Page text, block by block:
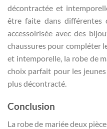
décontractée et
être faite dans
accessoirisée avec des
chaussures pour compléter
et intemporelle, la robe de
choix parfait pour les
plus décontracté.
Conclusion
La robe de mariée deux